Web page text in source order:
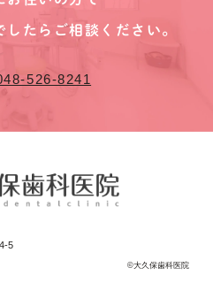
たらご相談ください。
5
©大久保歯科医院